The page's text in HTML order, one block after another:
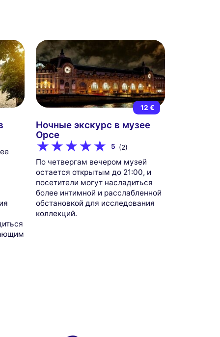
12 €
Ночные экскурс в музее
Орсе
5 (2)
По четвергам вечером музей
остается открытым до 21:00, и
посетители могут насладиться
более интимной и расслабленной
обстановкой для исследования
коллекций.